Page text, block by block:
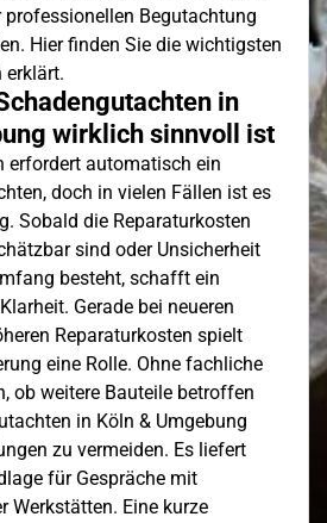
professionellen Begutachtung
Hier finden Sie die wichtigsten
erklärt.
in
wirklich sinnvoll ist
erfordert automatisch ein
doch in vielen Fällen ist es
Sobald die Reparaturkosten
sind oder Unsicherheit
besteht, schafft ein
Gerade bei neueren
Reparaturkosten spielt
eine Rolle. Ohne fachliche
ob weitere Bauteile betroffen
in Köln & Umgebung
zu vermeiden. Es liefert
für Gespräche mit
Werkstätten. Eine kurze